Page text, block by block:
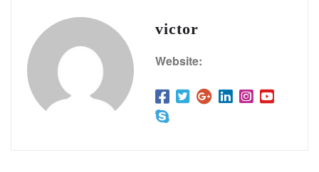
victor
Website: